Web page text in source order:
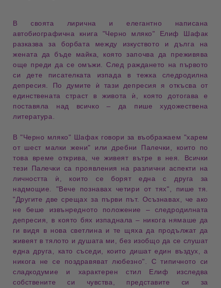
В своята лирична иелегантно написана
автобиографична книга "Черно мляко" Елиф Шафак
разказва за борбата между изкуството и дълга на
жената да бъде майка, която започва да преживява
още преди да се омъжи. След раждането на първото
си дете писателката изпада втежка следродилна
депресия
По думите ѝ тази депресия я откъсва от
единственатастраст в живота ѝ
, която дотогава е
поставяла над всичко – да пише художествена
литература
В"Черно мляко" Шафак говори за въображаем "харем
от шест малки жени" или дребни Палечки
, които по
това време открива, че живеят вътре в нея. Всички
тези Палечки са проявления на различни аспекти на
личността ѝ, които се борят една с друга за
надмощие
"Вече познавах четири от тях", пише тя.
"Другите две срещах за първи път. Осъзнавах, че ако
не беше извънредното положение – следродилната
депресия , в която бях изпаднала – никога нямаше да
ги видя в нова светлина и те щяха да продължат да
живеят в тялото и душата ми, без изобщо да се слушат
една друга, като съседи, които дишат един въздух, а
никога не се поздравяват любезно". С типичното си
сладкодумие и характерен стил Елиф изследва
собствените си чувства , представите си за